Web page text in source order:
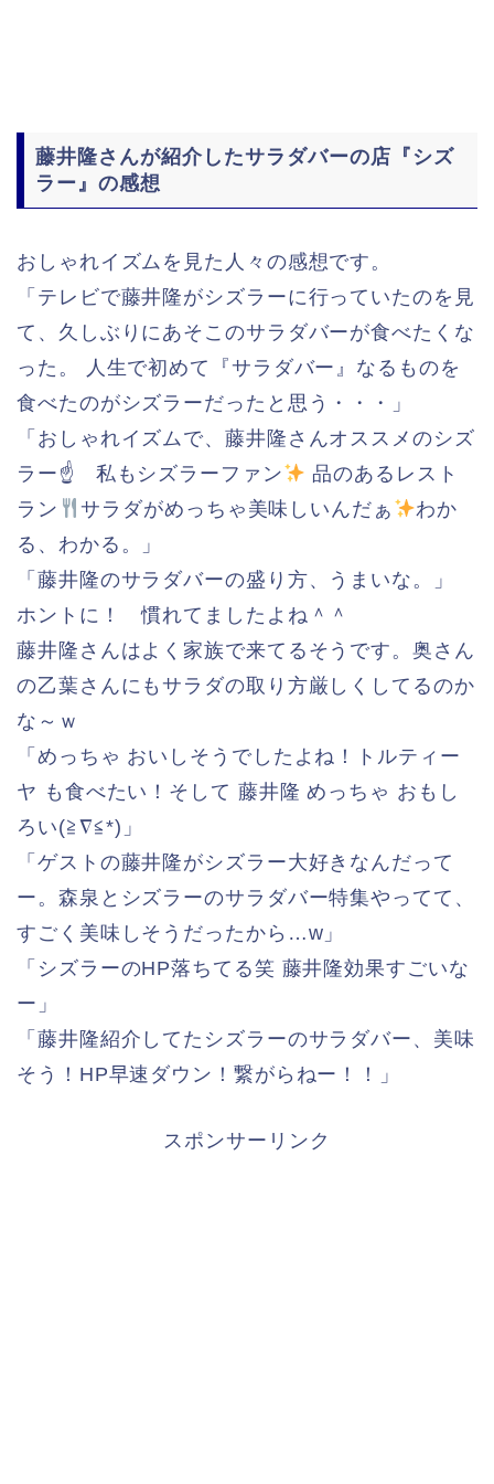
藤井隆さんが紹介したサラダバーの店『シズ
ラー』の感想
おしゃれイズムを見た人々の感想です。
「テレビで藤井隆がシズラーに行っていたのを見
て、久しぶりにあそこのサラダバーが食べたくな
った。 人生で初めて『サラダバー』なるものを
食べたのがシズラーだったと思う・・・」
「おしゃれイズムで、藤井隆さんオススメのシズ
ラー☝ 私もシズラーファン
品のあるレスト
ラン
サラダがめっちゃ美味しいんだぁ
わか
る、わかる。」
「藤井隆のサラダバーの盛り方、うまいな。」
ホントに！ 慣れてましたよね＾＾
藤井隆さんはよく家族で来てるそうです。奥さん
の乙葉さんにもサラダの取り方厳しくしてるのか
な～ｗ
「めっちゃ おいしそうでしたよね！トルティー
ヤ も食べたい！そして 藤井隆 めっちゃ おもし
ろい(≧∇≦*)」
「ゲストの藤井隆がシズラー大好きなんだって
ー。森泉とシズラーのサラダバー特集やってて、
すごく美味しそうだったから…w」
「シズラーのHP落ちてる笑 藤井隆効果すごいな
ー」
「藤井隆紹介してたシズラーのサラダバー、美味
そう！HP早速ダウン！繋がらねー！！」
スポンサーリンク